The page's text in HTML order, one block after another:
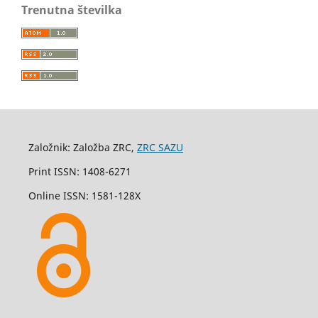
Trenutna številka
Založnik: Založba ZRC, ZRC SAZU
Print ISSN: 1408-6271
Online ISSN: 1581-128X